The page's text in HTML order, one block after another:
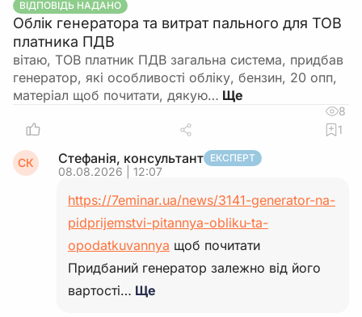
ВІДПОВІДЬ НАДАНО
Облік генератора та витрат пального для ТОВ
платника ПДВ
вітаю, ТОВ платник ПДВ загальна система, придбав
генератор, які особливості обліку, бензин, 20 опп,
матеріал щоб почитати, дякую…
8
1
СК Стефанія, консультант ЕКСПЕРТ
08.08.2026 | 12:07
https://7eminar.ua/news/3141-generator-na-
pidprijemstvi-pitannya-obliku-ta-
opodatkuvannya щоб почитати
Придбаний генератор залежно від його
вартості… Ще